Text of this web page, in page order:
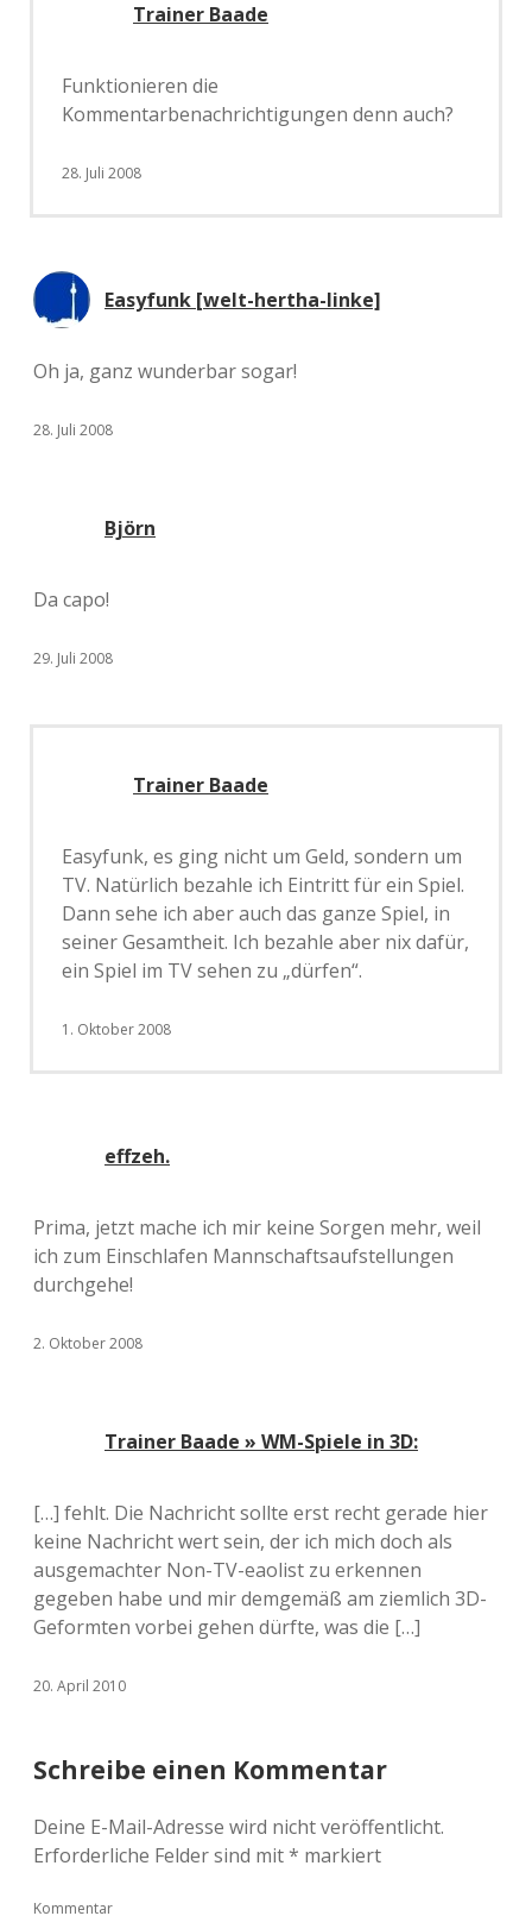
Trainer Baade
Funktionieren die
Kommentarbenachrichtigungen denn auch?
28. Juli 2008
Easyfunk [welt-hertha-linke]
Oh ja, ganz wunderbar sogar!
28. Juli 2008
Björn
Da capo!
29. Juli 2008
Trainer Baade
Easyfunk, es ging nicht um Geld, sondern um
TV. Natürlich bezahle ich Eintritt für ein Spiel.
Dann sehe ich aber auch das ganze Spiel, in
seiner Gesamtheit. Ich bezahle aber nix dafür,
ein Spiel im TV sehen zu „dürfen“.
1. Oktober 2008
effzeh.
Prima, jetzt mache ich mir keine Sorgen mehr, weil
ich zum Einschlafen Mannschaftsaufstellungen
durchgehe!
2. Oktober 2008
Trainer Baade » WM-Spiele in 3D:
[…] fehlt. Die Nachricht sollte erst recht gerade hier
keine Nachricht wert sein, der ich mich doch als
ausgemachter Non-TV-eaolist zu erkennen
gegeben habe und mir demgemäß am ziemlich 3D-
Geformten vorbei gehen dürfte, was die […]
20. April 2010
Schreibe einen Kommentar
Deine E-Mail-Adresse wird nicht veröffentlicht.
Erforderliche Felder sind mit* markiert
Kommentar